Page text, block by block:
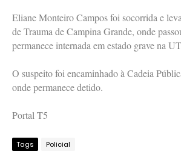
Eliane Monteiro Campos foi socorrida e
de Trauma de Campina Grande, onde
permanece internada em estado grave na
O suspeito foi encaminhado à Cadeia
onde permanece detido.
Portal T5
Tags Policial